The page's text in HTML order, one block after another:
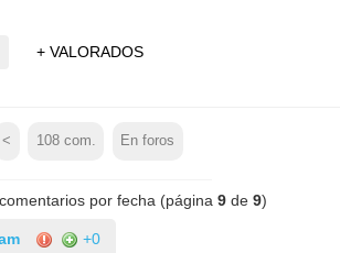
+ VALORADOS
< 108com. En foros
por fecha (página 9de 9)
+0